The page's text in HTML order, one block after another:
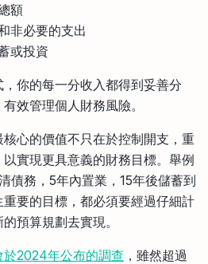
額
非必要的支出
或投資
你的每一分收入都得到妥善分
效管理個人財務風險。
心的價值不只在於控制開支，重
實現更具意義的財務目標。舉例
債務，5年內置業，15年後儲蓄到
要的目標，都必須要經過仔細計
預算規劃去實現。
2024年公布的調查 ，雖然超過